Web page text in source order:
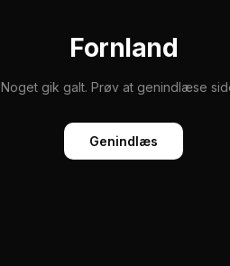
Fornland
Noget gik galt. Prøv at genindlæse
Genindlæs